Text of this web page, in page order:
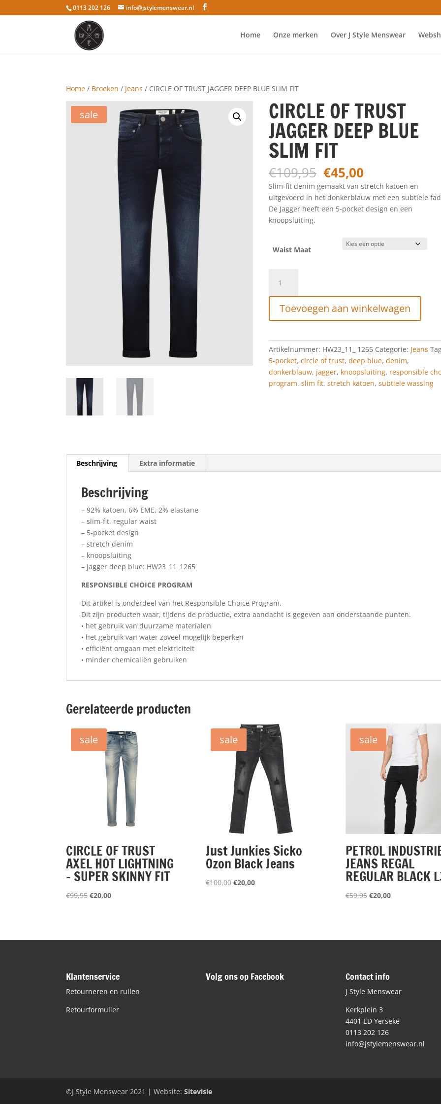
0113 202 126 info@jstylemenswear.nl
Home Onze merken Over J Style Menswear
Home / Broeken / Jeans / CIRCLE OF TRUST JAGGER DEEP BLUE SLIM FIT
sale CIRCLE OF TRUST
JAGGER DEEP BLUE
SLIM FIT
€109,95 Oorspronkelijke
prijs
was:
€109,95.
€45,00
prijs
is:
€45,00.
Slim-fit denim gemaakt van stretch katoen en
uitgevoerd in het donkerblauw met een subtiele
De Jagger heeft een 5-pocket design en een
knoopsluiting.
Waist Maat
TRUST
JAGGER
DEEP
SLIM
FIT
aantal
Toevoegen aan winkelwagen
Artikelnummer: HW23_11_ 1265 Categorie: Jeans
5-pocket,circle of trust,deep blue,denim,
donkerblauw, jagger, knoopsluiting, responsible
program,slim fit,stretch katoen,subtiele wassing
Beschrijving Extra informatie
Beschrijving
– 92% katoen, 6% EME, 2% elastane
– slim-fit, regular waist
– 5-pocket design
– stretch denim
– knoopsluiting
– Jagger deep blue: HW23_11_1265
RESPONSIBLE CHOICE PROGRAM
Dit artikel is onderdeel van het Responsible Choice Program.
Dit zijn producten waar, tijdens de productie, extra aandacht is gegeven aan onderstaande punten.
• het gebruik van duurzame materialen
• het gebruik van water zoveel mogelijk beperken
• efficiënt omgaan met elektriciteit
• minder chemicaliën gebruiken
Gerelateerde producten
sale
CIRCLE OF TRUST
AXEL HOT LIGHTNING
– SUPER SKINNY FIT
€99,95Oorspronkelijke
€20,00Huidige
sale
Just Junkies Sicko
Ozon Black Jeans
€100,00 Oorspronkelijke
€20,00Huidige
sale
PETROL
JEANS REGAL
REGULAR BLACK
€59,95 Oorspronkelijke
€20,00Huidige
Klantenservice
Retourneren en ruilen
Retourformulier
Volg ons op Facebook Contact info
J Style Menswear
Kerkplein 3
4401 ED Yerseke
0113 202 126
info@jstylemenswear.nl
©J Style Menswear 2021 | Website:Sitevisie